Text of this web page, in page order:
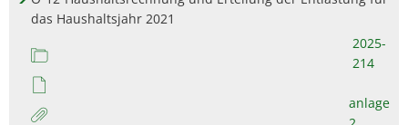
das Haushaltsjahr 2021
2025-
214
anlage